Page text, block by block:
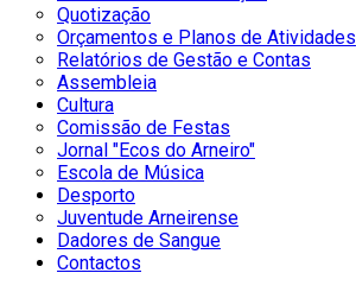
Quotização
Orçamentos e Planos de Atividades
Relatórios de Gestão e Contas
Assembleia
Cultura
Comissão de Festas
Jornal "Ecos do Arneiro"
Escola de Música
Desporto
Juventude Arneirense
Dadores de Sangue
Contactos